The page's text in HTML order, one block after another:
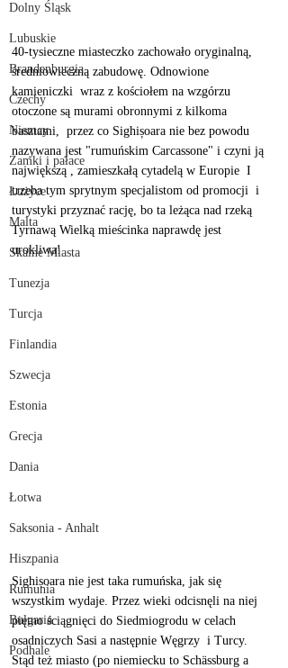
Dolny Śląsk
Lubuskie
Brandenburgia
Czechy
Niemcy
Zamki i pałace
Łużyce
Malta
Skalne Miasta
Tunezja
Turcja
Finlandia
Szwecja
Estonia
Grecja
Dania
Łotwa
Saksonia - Anhalt
Hiszpania
Rumunia
Bułgaria
Podhale
40-tysieczne miasteczko zachowało oryginalną,
średniowieczną zabudowę. Odnowione
kamieniczki  wraz z kościołem na wzgórzu
otoczone są murami obronnymi z kilkoma
basztami,  przez co Sighișoara nie bez powodu
nazywana jest "rumuńskim Carcassone" i czyni ją
największą , zamieszkałą cytadelą w Europie  I
trzeba tym sprytnym specjalistom od promocji  i
turystyki przyznać rację, bo ta leżąca nad rzeką
Tyrnawą Wielką mieścinka naprawdę jest
urokliwa!
Sighișoara nie jest taka rumuńska, jak się
wszystkim wydaje. Przez wieki odcisnęli na niej
piętno ściągnięci do Siedmiogrodu w celach
osadniczych Sasi a następnie Węgrzy  i Turcy.
Stąd też miasto (po niemiecku to Schässburg a